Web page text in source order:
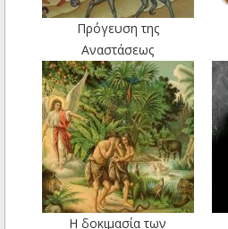
Πρόγευση της
Αναστάσεως
Η δοκιμασία των